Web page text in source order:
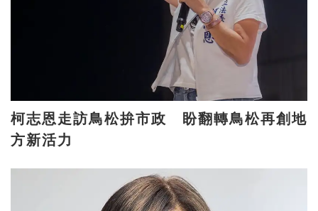
柯志恩走訪鳥松拚市政 盼翻轉鳥松再創地
方新活力